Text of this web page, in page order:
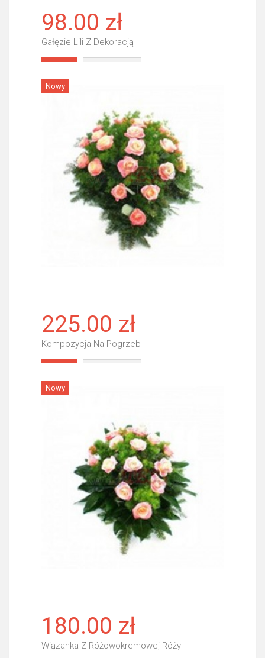
98.00 zł
Gałęzie Lili Z Dekoracją
Nowy
225.00 zł
Kompozycja Na Pogrzeb
Nowy
180.00 zł
Wiązanka Z Różowokremowej Róży